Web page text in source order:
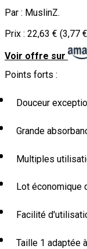
Par : MuslinZ.
Prix : 22,63 € (3,77
Voir offre sur
Points forts :
Douceur
Grande
Multiples
Lot économique
Facilité
Taille 1 adaptée